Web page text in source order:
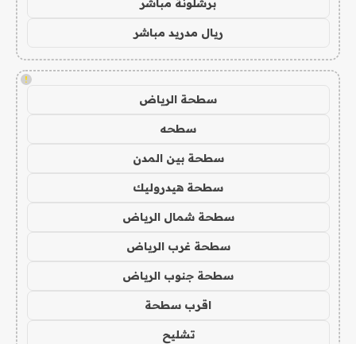
برشلونة مباشر
ريال مدريد مباشر
!
سطحة الرياض
سطحه
سطحة بين المدن
سطحة هيدروليك
سطحة شمال الرياض
سطحة غرب الرياض
سطحة جنوب الرياض
اقرب سطحة
تشليح